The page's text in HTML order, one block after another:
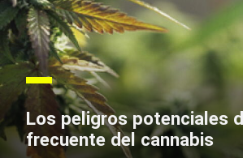
Los peligros potenciales
frecuente del cannabis